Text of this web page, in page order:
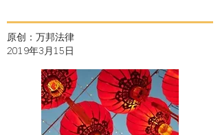
原创：万邦法律
2019年3月15日